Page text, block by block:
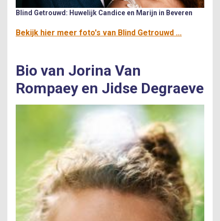
Blind Getrouwd: Huwelijk Candice en Marijn in Beveren
Bekijk hier meer foto's van Blind Getrouwd ...
Bio van Jorina Van
Rompaey en Jidse Degraeve